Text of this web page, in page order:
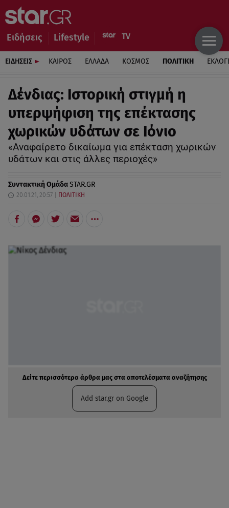
Ειδήσεις Lifestyle
ΕΙΔΗΣΕΙΣ ΚΑΙΡΟΣ ΕΛΛΑΔΑ ΚΟΣΜΟΣ ΠΟΛΙΤΙΚΗ
Δένδιας: Ιστορική στιγμή η
υπερψήφιση της επέκτασης
χωρικών υδάτων σε Ιόνιο
«Αναφαίρετο δικαίωμα για επέκταση χωρικών
υδάτων και στις άλλες περιοχές»
Συντακτική ΟμάδαSTAR.GR
20.01.21, 20:57 ΠΟΛΙΤΙΚΗ
Δείτε περισσότερα άρθρα μας στα αποτελέσματα αναζήτησης
Add star.gr on Google